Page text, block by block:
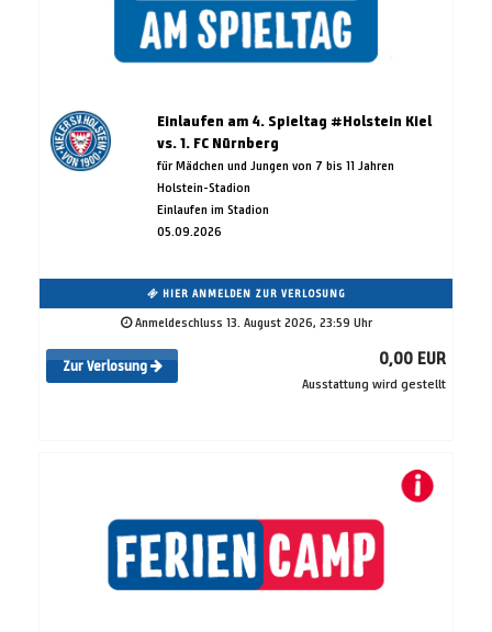
Einlaufen am 4. Spieltag #Holstein Kiel
vs. 1. FC Nürnberg
für Mädchen und Jungen von 7 bis 11 Jahren
Holstein-Stadion
Einlaufen im Stadion
05.09.2026
HIER ANMELDEN ZUR VERLOSUNG
Anmeldeschluss 13. August 2026, 23:59 Uhr
Zur Verlosung 0,00 EUR
Ausstattung wird gestellt